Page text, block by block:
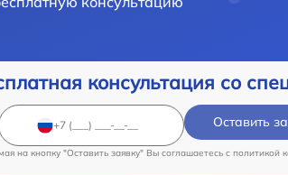
консультация со
Оставить
на кнопку "Оставить заявку" Вы соглашаетесь c политикой